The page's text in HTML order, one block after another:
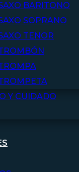
BARITONO
SOPRANO
TENOR
Y CUIDADO